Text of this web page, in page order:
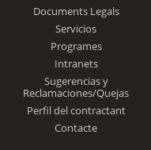
Documents Legals
Servicios
Programes
Intranets
Sugerencias y
Reclamaciones/Quejas
Perfil del contractant
Contacte